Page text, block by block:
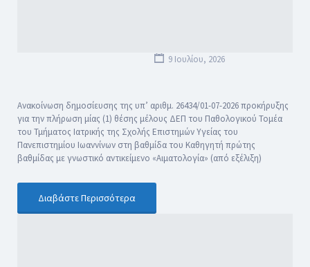
9 Ιουλίου, 2026
Ανακοίνωση δημοσίευσης της υπ’ αριθμ. 26434/01-07-2026 προκήρυξης
για την πλήρωση μίας (1) θέσης μέλους ΔΕΠ του Παθολογικού Τομέα
του Τμήματος Ιατρικής της Σχολής Επιστημών Υγείας του
Πανεπιστημίου Ιωαννίνων στη βαθμίδα του Καθηγητή πρώτης
βαθμίδας με γνωστικό αντικείμενο «Αιματολογία» (από εξέλιξη)
Διαβάστε Περισσότερα